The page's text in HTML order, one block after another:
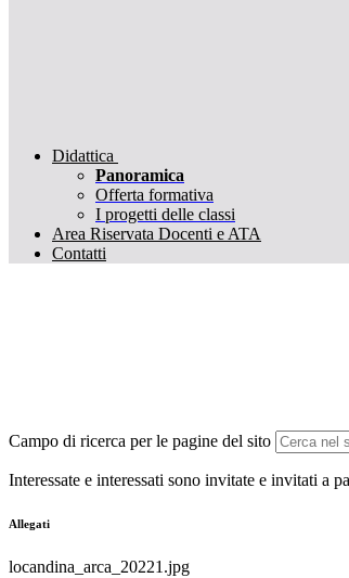
Didattica
Panoramica
Offerta formativa
I progetti delle classi
Area Riservata Docenti e ATA
Contatti
Campo di ricerca per le pagine del sito
Interessate e interessati sono invitate e invitati a
Allegati
locandina_arca_20221.jpg